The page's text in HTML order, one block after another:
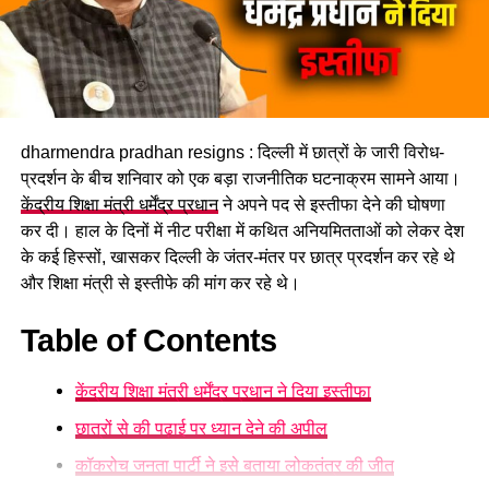
#AbhinavChauhan #JaunsariFilm
dharmendra pradhan resigns : दिल्ली में छात्रों के जारी विरोध-
प्रदर्शन के बीच शनिवार को एक बड़ा राजनीतिक घटनाक्रम सामने आया।
केंद्रीय शिक्षा मंत्री धर्मेंद्र प्रधानने अपने पद से इस्तीफा देने की घोषणा
कर दी। हाल के दिनों में नीट परीक्षा में कथित अनियमितताओं को लेकर देश
के कई हिस्सों, खासकर दिल्ली के जंतर-मंतर पर छात्र प्रदर्शन कर रहे थे
और शिक्षा मंत्री से इस्तीफे की मांग कर रहे थे।
Table of Contents
केंद्रीय शिक्षा मंत्री धर्मेंद्र प्रधान ने दिया इस्तीफा
छात्रों से की पढ़ाई पर ध्यान देने की अपील
कॉकरोच जनता पार्टी ने इसे बताया लोकतंत्र की जीत